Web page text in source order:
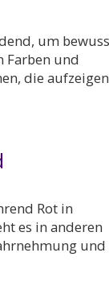
um
Farben und
die
Rot in
es in anderen
und